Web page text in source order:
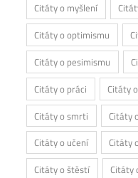
Citáty o myšlení
Citáty o optimismu
Citáty o pesimismu
Citáty o práci
Citáty
Citáty o smrti
Citáty
Citáty o učení
Citáty
Citáty o štěstí
Citáty